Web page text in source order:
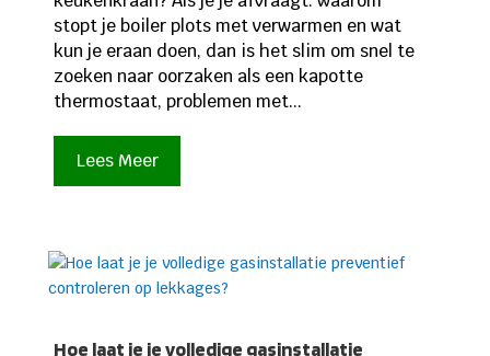
stopt je boiler plots met verwarmen en wat
kun je eraan doen, dan is het slim om snel te
zoeken naar oorzaken als een kapotte
thermostaat, problemen met...
Lees Meer
Hoe laat je je volledige gasinstallatie